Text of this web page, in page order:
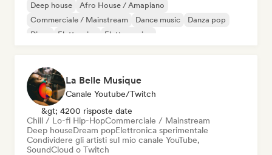
Deep house
Afro House / Amapiano
Commerciale / Mainstream
Dance music
Danza pop
Disco
Elettronica Elettro swing
La Belle Musique
Canale Youtube/Twitch
&gt; 4200 risposte date
Chill / Lo-fi Hip-HopCommerciale / Mainstream
Deep houseDream popElettronica sperimentale
Condividere gli artisti sul mio canale YouTube,
SoundCloud o Twitch